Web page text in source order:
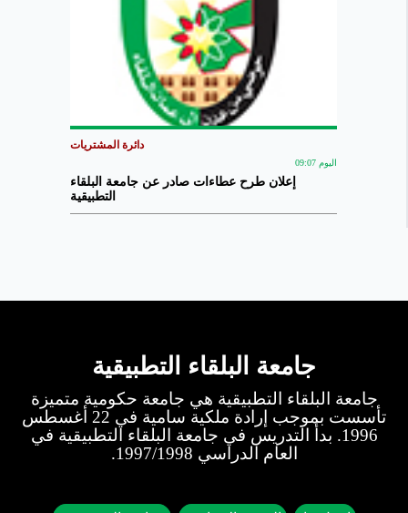
دائرة المشتريات
اليوم 09:07
إعلان طرح عطاءات صادر عن جامعة البلقاء
التطبيقية
جامعة البلقاء التطبيقية
جامعة البلقاء التطبيقية هي جامعة حكومية متميزة
تأسست بموجب إرادة ملكية سامية في 22 أغسطس
1996. بدأ التدريس في جامعة البلقاء التطبيقية في
العام الدراسي 1997/1998.